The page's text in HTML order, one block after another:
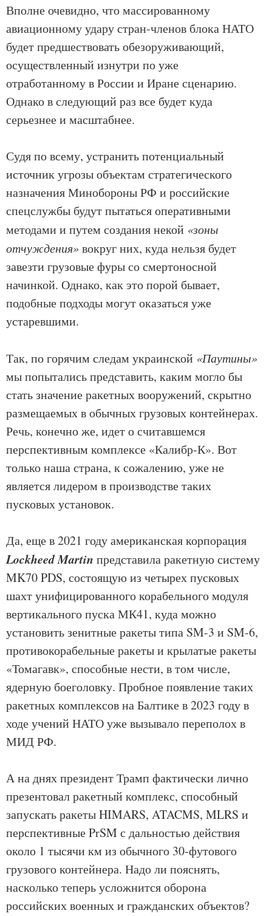
Вполне очевидно, что массированному
авиационному удару стран-членов блока НАТО
будет предшествовать обезоруживающий,
осуществленный изнутри по уже
отработанному в России и Иране сценарию.
Однако в следующий раз все будет куда
серьезнее и масштабнее.
Судя по всему, устранить потенциальный
источник угрозы объектам стратегического
назначения Минобороны РФ и российские
спецслужбы будут пытаться оперативными
методами и путем создания некой «зоны
отчуждения»вокруг них, куда нельзя будет
завезти грузовые фуры со смертоносной
начинкой. Однако, как это порой бывает,
подобные подходы могут оказаться уже
устаревшими.
Так, по горячим следам украинской «Паутины»
мы попытались представить, каким могло бы
стать значение ракетных вооружений, скрытно
размещаемых в обычных грузовых контейнерах.
Речь, конечно же, идет о считавшемся
перспективным комплексе «Калибр-К». Вот
только наша страна, к сожалению, уже не
является лидером в производстве таких
пусковых установок.
Да, еще в 2021 году американская корпорация
Lockheed Martin представила ракетную систему
MK70 PDS, состоящую из четырех пусковых
шахт унифицированного корабельного модуля
вертикального пуска МК41, куда можно
установить зенитные ракеты типа SM-3 и SM-6,
противокорабельные ракеты и крылатые ракеты
«Томагавк», способные нести, в том числе,
ядерную боеголовку. Пробное появление таких
ракетных комплексов на Балтике в 2023 году в
ходе учений НАТО уже вызывало переполох в
МИД РФ.
А на днях президент Трамп фактически лично
презентовал ракетный комплекс, способный
запускать ракеты HIMARS, ATACMS, MLRS и
перспективные PrSM с дальностью действия
около 1 тысячи км из обычного 30-футового
грузового контейнера. Надо ли пояснять,
насколько теперь усложнится оборона
российских военных и гражданских объектов?